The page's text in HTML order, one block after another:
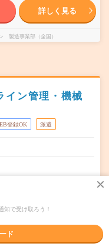
詳しく見る
製造事業部（全国）
イン管理・機械
登録OK 派遣
！
知で受け取ろう！
ド